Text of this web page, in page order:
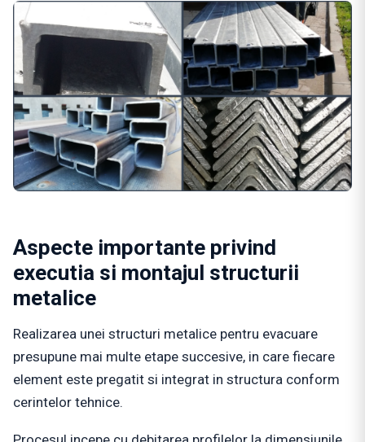
Aspecte importante privind
executia si montajul structurii
metalice
Realizarea unei structuri metalice pentru evacuare
presupune mai multe etape succesive, in care fiecare
element este pregatit si integrat in structura conform
cerintelor tehnice.